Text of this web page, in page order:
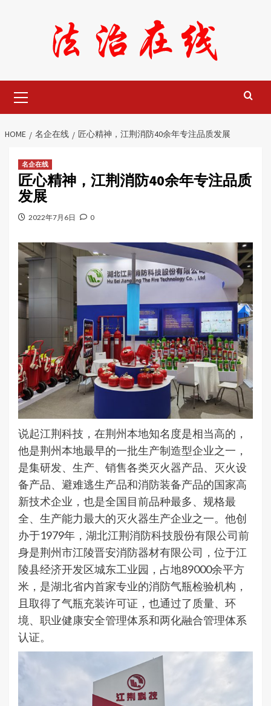
Menu
HOME 名企在线 匠心精神，江荆消防40余年专注品质发展
名企在线
匠心精神，江荆消防40余年专注品质
发展
2022年7月6日 0
说起江荆科技，在荆州本地知名度是相当高的，
他是荆州本地最早的一批生产制造型企业之一，
是集研发、生产、销售各类灭火器产品、灭火设
备产品、避难逃生产品和消防装备产品的国家高
新技术企业，也是全国目前品种最多、规格最
全、生产能力最大的灭火器生产企业之一。他创
办于1979年，湖北江荆消防科技股份有限公司前
身是荆州市江陵晋安消防器材有限公司，位于江
陵县经济开发区城东工业园，占地89000余平方
米，是湖北省内首家专业的消防气瓶检验机构，
且取得了气瓶充装许可证，也通过了质量、环
境、职业健康安全管理体系和两化融合管理体系
认证。